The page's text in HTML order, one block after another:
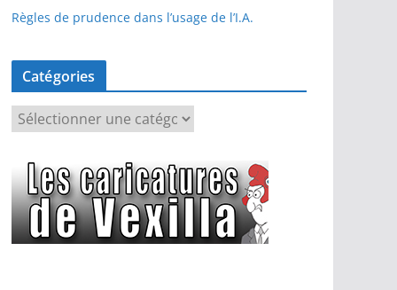
Règles de prudence dans l’usage de l’I.A.
Catégories
é
g
o
r